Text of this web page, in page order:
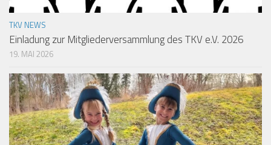
TKV NEWS
Einladung zur Mitgliederversammlung des TKV e.V. 2026
19. MAI 2026